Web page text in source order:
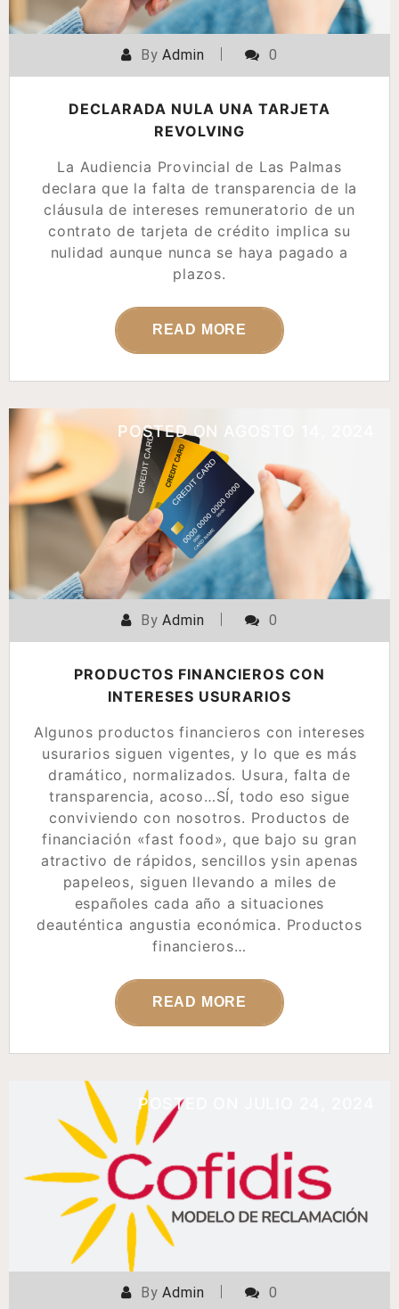
ByAdmin 0
DECLARADA NULA UNA TARJETA
REVOLVING
La Audiencia Provincial de Las Palmas
declara que la falta de transparencia de la
cláusula de intereses remuneratorio de un
contrato de tarjeta de crédito implica su
nulidad aunque nunca se haya pagado a
plazos.
READ MORE
POSTED ON
ByAdmin 0
PRODUCTOS FINANCIEROS CON
INTERESES USURARIOS
Algunos productos financieros con intereses
usurarios siguen vigentes, y lo que es más
dramático, normalizados. Usura, falta de
transparencia, acoso…SÍ, todo eso sigue
conviviendo con nosotros. Productos de
financiación «fast food», que bajo su gran
atractivo de rápidos, sencillos ysin apenas
papeleos, siguen llevando a miles de
españoles cada año a situaciones
deauténtica angustia económica. Productos
financieros…
READ MORE
POSTED ON
ByAdmin 0